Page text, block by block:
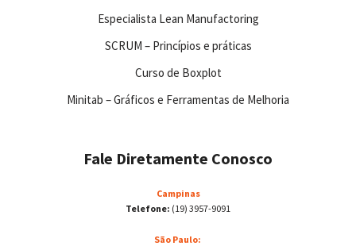
Especialista Lean Manufactoring
SCRUM – Princípios e práticas
Curso de Boxplot
Minitab – Gráficos e Ferramentas de Melhoria
Fale Diretamente Conosco
Campinas
Telefone: (19) 3957-9091
São Paulo: